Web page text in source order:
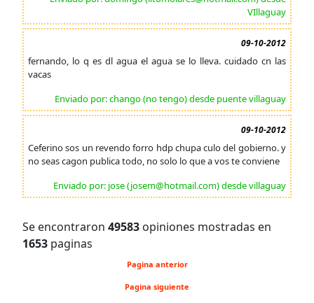
VIllaguay
09-10-2012
fernando, lo q es dl agua el agua se lo lleva. cuidado cn las
vacas
Enviado por: chango (no tengo) desde puente villaguay
09-10-2012
Ceferino sos un revendo forro hdp chupa culo del gobierno. y
no seas cagon publica todo, no solo lo que a vos te conviene
Enviado por: jose (josem@hotmail.com) desde villaguay
Se encontraron 49583 opiniones mostradas en
1653 paginas
Pagina anterior
Pagina siguiente